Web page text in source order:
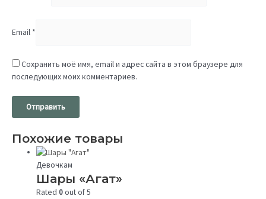
Email *
Сохранить моё имя, email и адрес сайта в этом браузере для
последующих моих комментариев.
Похожие товары
Девочкам
Шары «Агат»
Rated0out of 5